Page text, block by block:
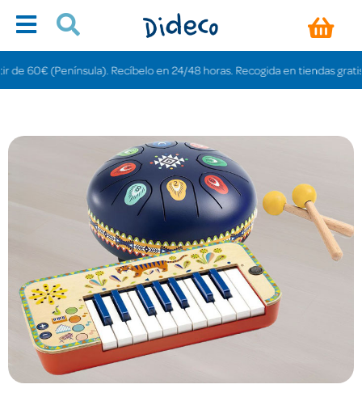
Recíbelo en 24/48 horas. Recogida en tiendas gratis en 3-6